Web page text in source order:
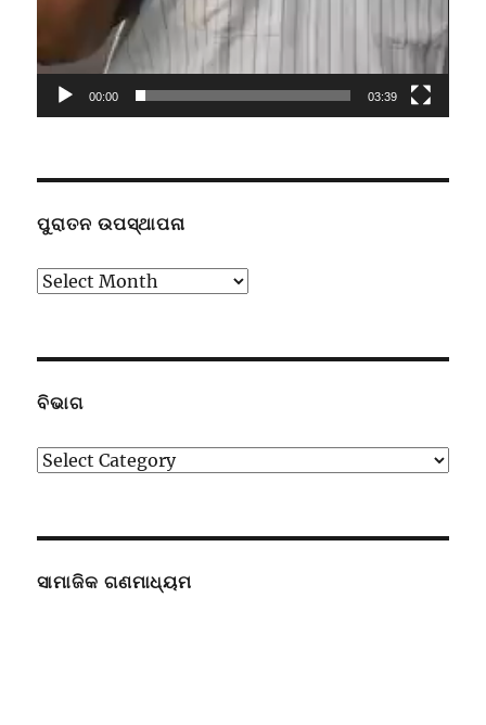
00:00 03:39
ପୁରାତନ ଉପସ୍ଥାପନା
ପୁରାତନ
ବିଭାଗ
ବିଭାଗ
ସାମାଜିକ ଗଣମାଧ୍ୟମ